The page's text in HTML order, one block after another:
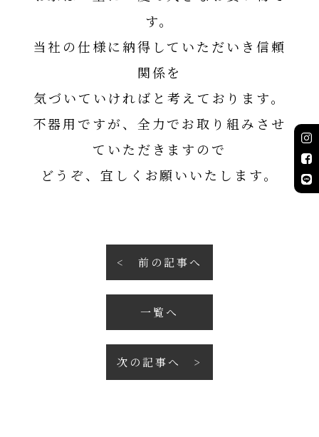
す。
当社の仕様に納得していただいき信頼
関係を
気づいていければと考えております。
不器用ですが、全力でお取り組みさせ
ていただきますので
どうぞ、宜しくお願いいたします。
前の記事へ
一覧へ
次の記事へ